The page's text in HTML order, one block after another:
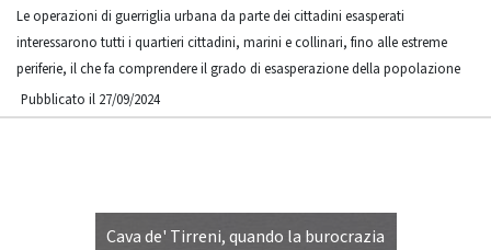
Le operazioni di guerriglia urbana da parte dei cittadini esasperati
interessarono tutti i quartieri cittadini, marini e collinari, fino alle estreme
periferie, il che fa comprendere il grado di esasperazione della popolazione
Pubblicato il 27/09/2024
Cava de' Tirreni, quando la burocrazia